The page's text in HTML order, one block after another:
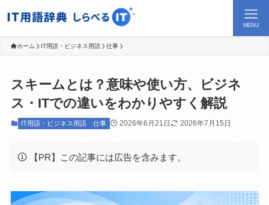
MENU
ホーム IT用語・ビジネス用語 仕事
スキームとは？意味や使い方、ビジネ
ス・ITでの違いをわかりやすく解説
IT用語・ビジネス用語 仕事 2026年6月21日 2026年7月15日
【PR】この記事には広告を含みます。